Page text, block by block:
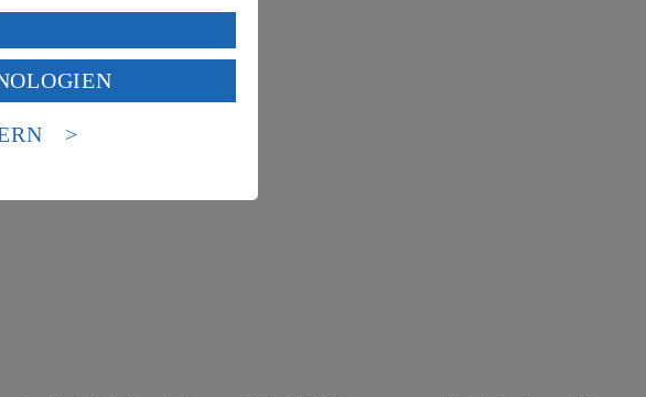
Facebook und YouTube:
49 Abs. 1 Satz 1 lit. a) DSGVO
sieht die USA als Land mit
an. Es besteht das